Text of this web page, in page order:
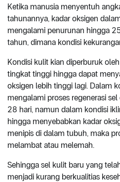
Ketika manusia menyentuh
tahunannya, kadar oksigen
mengalami penurunan hingga
tahun, dimana kondisi
Kondisi kulit kian diperburuk
tingkat tinggi hingga dapat
oksigen lebih tinggi lagi. Dalam
mengalami proses regenerasi
28 hari, namun dalam kondisi
hingga menyebabkan kadar
menipis di dalam tubuh, maka
melambat atau melemah.
Sehingga sel kulit baru yang
menjadi kurang berkualitias